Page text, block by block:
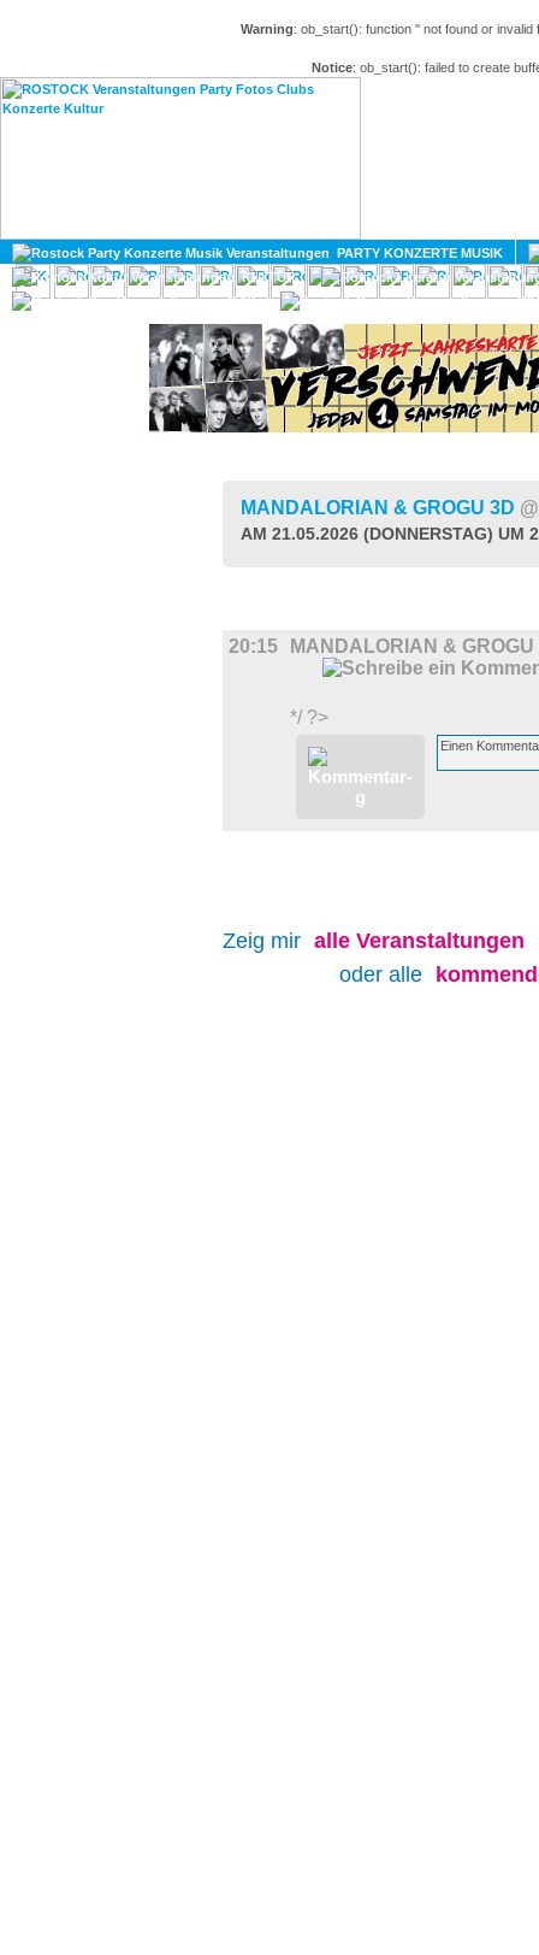
Warning: ob_start(): function '' not found or
Notice: ob_start(): failed to create
PARTY KONZERTE MUSIK
KULTUR
GAY
MANDALORIAN & GROGU 3D
AM 21.05.2026 (DONNERSTAG) UM
20:15 MANDALORIAN & GROGU
*/ ?>
Zeig mir alle Veranstaltungen
oder alle